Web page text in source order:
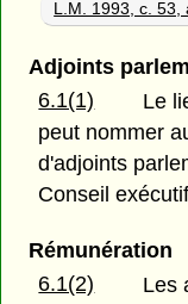
L.M. 1993, c. 53,
Adjoints
6.1(1)
Le
peut nommer
d'adjoints
Conseil
Rémunération
6.1(2)
Les